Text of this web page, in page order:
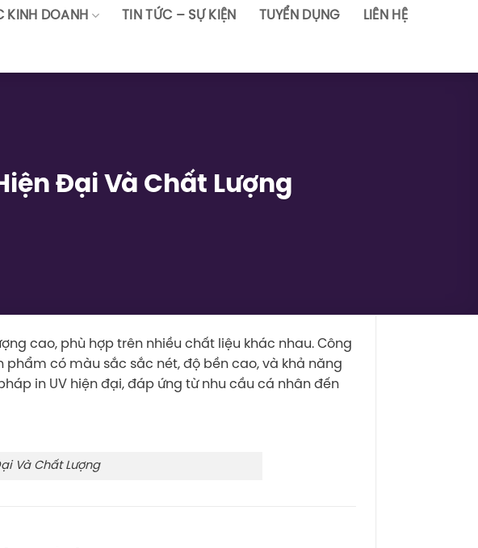
KINH DOANH TIN TỨC – SỰ KIỆN TUYỂN DỤNG LIÊN HỆ
Đại Và Chất Lượng
cao, phù hợp trên nhiều chất liệu khác nhau. Công
có màu sắc sắc nét, độ bền cao, và khả năng
in UV hiện đại, đáp ứng từ nhu cầu cá nhân đến
Và Chất Lượng